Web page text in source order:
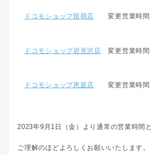
ドコモショップ留萌店 変更営業時間
ドコモショップ岩見沢店 変更営業時
ドコモショップ恵庭店 変更営業時間
2023年9月1日（金）より通常の営業時間と
ご理解のほどよろしくお願いいたします。